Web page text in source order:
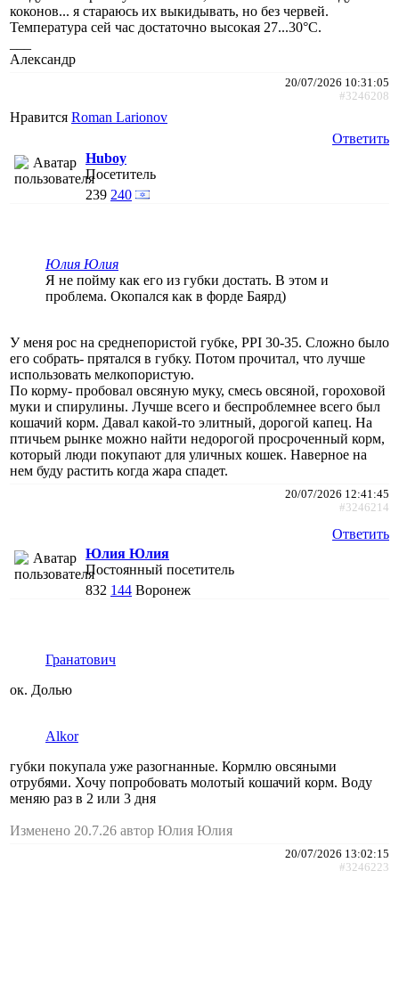
коконов... я стараюсь их выкидывать, но без червей.
Температура сей час достаточно высокая 27...30°C.
Александр
20/07/2026 10:31:05
#3246208
Нравится Roman Larionov
Ответить
Huboy
Посетитель
239 240
Юлия Юлия
Я не пойму как его из губки достать. В этом и
проблема. Окопался как в форде Баярд)
У меня рос на среднепористой губке, PPI 30-35. Сложно было
его собрать- прятался в губку. Потом прочитал, что лучше
использовать мелкопористую.
По корму- пробовал овсяную муку, смесь овсяной, гороховой
муки и спирулины. Лучше всего и беспроблемнее всего был
кошачий корм. Давал какой-то элитный, дорогой капец. На
птичьем рынке можно найти недорогой просроченный корм,
который люди покупают для уличных кошек. Наверное на
нем буду растить когда жара спадет.
20/07/2026 12:41:45
#3246214
Ответить
Юлия Юлия
Постоянный посетитель
832 144 Воронеж
Гранатович
ок. Долью
Alkor
губки покупала уже разогнанные. Кормлю овсяными
отрубями. Хочу попробовать молотый кошачий корм. Воду
меняю раз в 2 или 3 дня
Изменено 20.7.26 автор Юлия Юлия
20/07/2026 13:02:15
#3246223